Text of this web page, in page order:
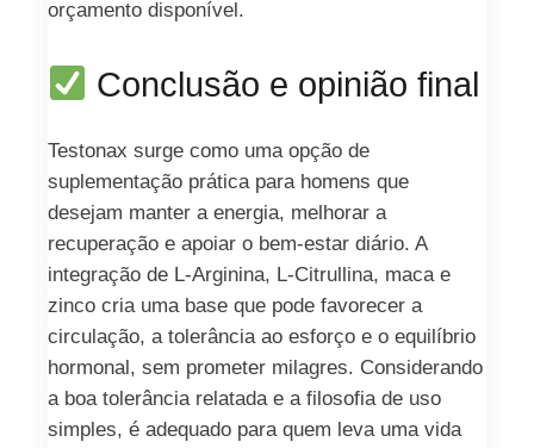
orçamento disponível.
Conclusão e opinião final
Testonax surge como uma opção de
suplementação prática para homens que
desejam manter a energia, melhorar a
recuperação e apoiar o bem‑estar diário. A
integração de L-Arginina, L-Citrullina, maca e
zinco cria uma base que pode favorecer a
circulação, a tolerância ao esforço e o equilíbrio
hormonal, sem prometer milagres. Considerando
a boa tolerância relatada e a filosofia de uso
simples, é adequado para quem leva uma vida